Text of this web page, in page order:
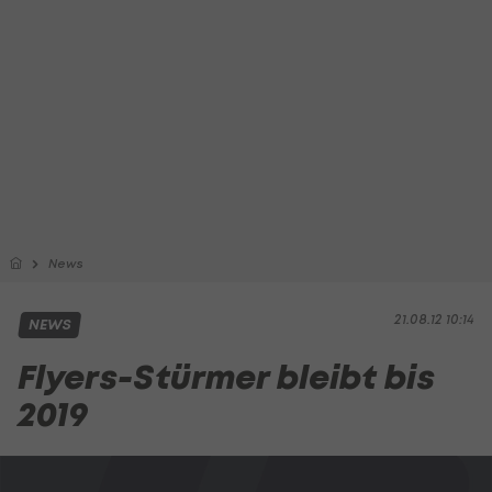
News
21.08.12 10:14
NEWS
Flyers-Stürmer bleibt bis
2019